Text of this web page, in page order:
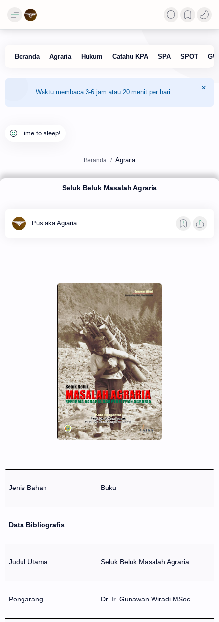
Waktu membaca 3-6 jam atau 20 menit per hari
Beranda Agraria
Seluk Beluk Masalah Agraria
Jenis Bahan Buku
Data Bibliografis
Judul Utama Seluk Beluk Masalah Agraria
Pengarang Dr. Ir. Gunawan Wiradi MSoc.